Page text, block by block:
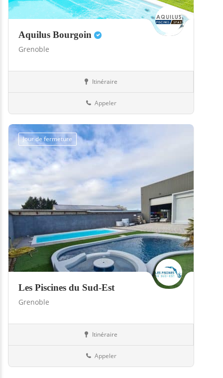
Aquilus Bourgoin
Grenoble
Itinéraire
Appeler
Jour de fermeture
Les Piscines du Sud-Est
Grenoble
Itinéraire
Appeler